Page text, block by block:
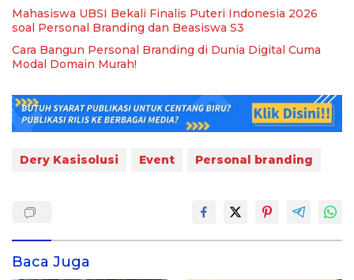
Mahasiswa UBSI Bekali Finalis Puteri Indonesia 2026
soal Personal Branding dan Beasiswa S3
Cara Bangun Personal Branding di Dunia Digital Cuma
Modal Domain Murah!
Dery Kasisolusi Event Personal branding
Baca Juga